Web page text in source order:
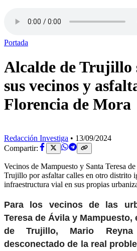
Portada
Alcalde de Trujillo
sus vecinos y
Florencia de Mora
Redacción Investiga • 13/09/2024
Compartir:
Vecinos de Mampuesto y Santa Teresa
Trujillo por asfaltar calles en otro distrito
infraestructura vial en sus propias
Para los vecinos de las
Teresa de Ávila y
de Trujillo, Mario Reyna
desconectado de la real